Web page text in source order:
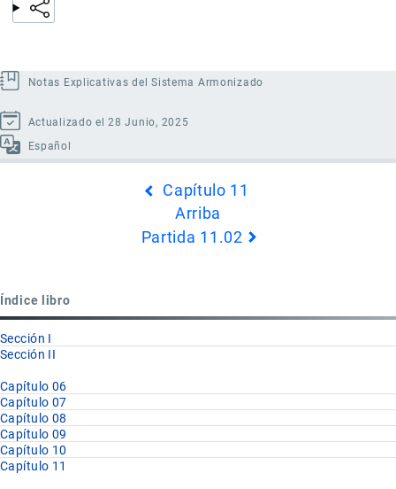
Notas Explicativas del Sistema Armonizado
Actualizado el 28 Junio, 2025
Español
11.01
Capítulo 11
Arriba
Partida 11.02
Índice libro
Sección I
Sección II
Capítulo 06
Capítulo 07
Capítulo 08
Capítulo 09
Capítulo 10
Capítulo 11